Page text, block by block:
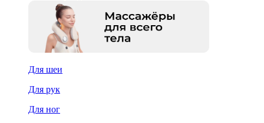
Для шеи
Для рук
Для ног